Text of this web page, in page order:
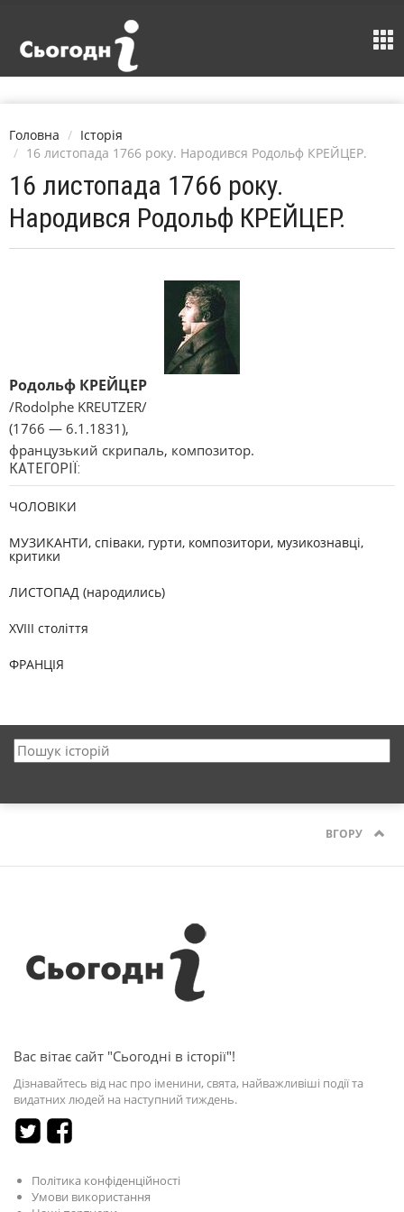
Головна
Історія
16 листопада 1766 року. Народився Родольф КРЕЙЦЕР.
16 листопада 1766 року.
Народився Родольф КРЕЙЦЕР.
Родольф КРЕЙЦЕР
/Rodolphe KREUTZER/
(1766 — 6.1.1831),
французький скрипаль, композитор.
КАТЕГОРІЇ:
ЧОЛОВІКИ
МУЗИКАНТИ, співаки, гурти, композитори, музикознавці,
критики
ЛИСТОПАД (народились)
XVIII століття
ФРАНЦІЯ
ВГОРУ
Вас вітає сайт "Сьогодні в історії"!
Дізнавайтесь від нас про іменини, свята, найважливіші події та
видатних людей на наступний тиждень.
Політика конфіденційності
Умови використання